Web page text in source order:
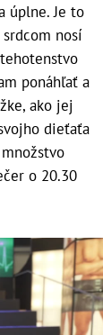
úplne. Je to
nosí
ponáhľať a
ako jej
dieťaťa
o 20.30